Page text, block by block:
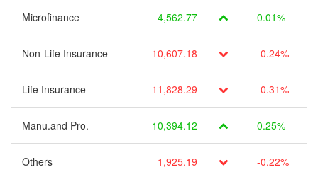
Microfinance 4,562.77 0.01%
Non-Life Insurance 10,607.18 -0.24%
Life Insurance 11,828.29 -0.31%
Manu.and Pro. 10,394.12 0.25%
Others 1,925.19 -0.22%